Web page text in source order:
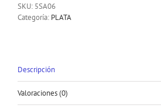
SKU: 5SA06
Categoría: PLATA
Descripción
Valoraciones (0)